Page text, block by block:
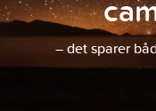
– det sparer